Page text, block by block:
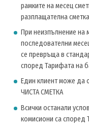
рамките на месец
разплащателна
При неизпълнение на
последователни
се превръща в
според Тарифата на
Един клиент може да
ЧИСТА СМЕТКА
Всички останали
комисиони са според